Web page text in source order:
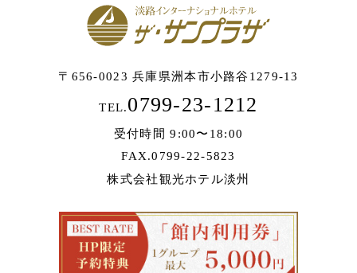
〒656-0023 兵庫県洲本市小路谷1279-13
TEL.0799-23-1212
受付時間 9:00〜18:00
FAX.0799-22-5823
株式会社観光ホテル淡州